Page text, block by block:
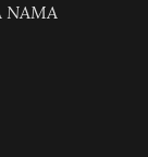
NAMA